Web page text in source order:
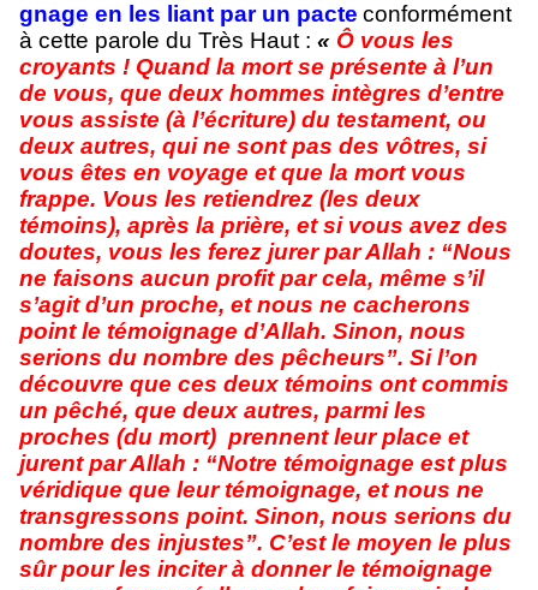
gnage en les liant par un pacte conformément
à cette parole du Très Haut : « Ô vous les
croyants ! Quand la mort se présente à l’un
de vous, que deux hommes intègres d’entre
vous assiste (à l’écriture) du testament, ou
deux autres, qui ne sont pas des vôtres, si
vous êtes en voyage et que la mort vous
frappe. Vous les retiendrez (les deux
témoins), après la prière, et si vous avez des
doutes, vous les ferez jurer par Allah : “Nous
ne faisons aucun profit par cela, même s’il
s’agit d’un proche, et nous ne cacherons
point le témoignage d’Allah. Sinon, nous
serions du nombre des pêcheurs”. Si l’on
découvre que ces deux témoins ont commis
un pêché, que deux autres, parmi les
proches (du mort) prennent leur place et
jurent par Allah : “Notre témoignage est plus
véridique que leur témoignage, et nous ne
transgressons point. Sinon, nous serions du
nombre des injustes”. C’est le moyen le plus
sûr pour les inciter à donner le témoignage